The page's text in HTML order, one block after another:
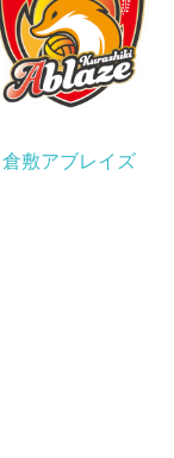
倉敷アブレイズ